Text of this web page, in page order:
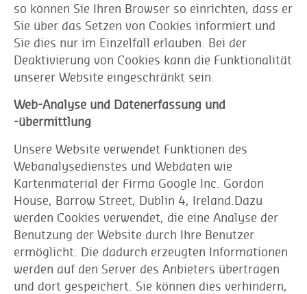
so können Sie Ihren Browser so einrichten, dass er
Sie über das Setzen von Cookies informiert und
Sie dies nur im Einzelfall erlauben. Bei der
Deaktivierung von Cookies kann die Funktionalität
unserer Website eingeschränkt sein.
Web-Analyse und Datenerfassung und
-übermittlung
Unsere Website verwendet Funktionen des
Webanalysedienstes und Webdaten wie
Kartenmaterial der Firma Google Inc. Gordon
House, Barrow Street, Dublin 4, Ireland.Dazu
werden Cookies verwendet, die eine Analyse der
Benutzung der Website durch Ihre Benutzer
ermöglicht. Die dadurch erzeugten Informationen
werden auf den Server des Anbieters übertragen
und dort gespeichert. Sie können dies verhindern,